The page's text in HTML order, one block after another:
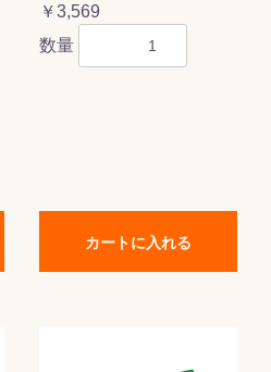
￥3,569
数量
カートに入れる